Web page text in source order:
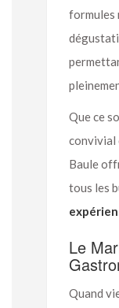
formules
Que ce
convivial
Baule
tous les
Le
Quand